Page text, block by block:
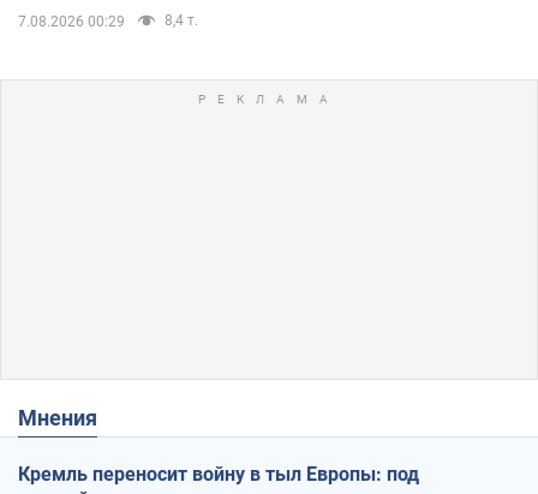
7.08.2026 00:29 8,4 т.
Мнения
Кремль переносит войну в тыл Европы: под